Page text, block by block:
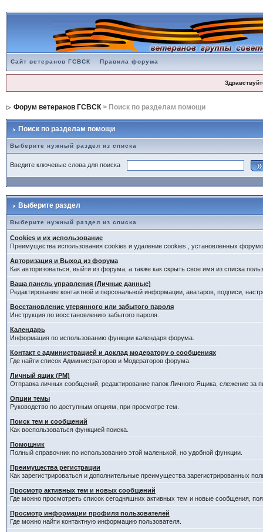
Сайт ветеранов ГСВСК Правила форума
Форум ветеранов ГСВСК> Поиск по разделам помощи
Поиск по разделам помощи
Выберите нужный раздел из списка
Введите ключевые слова для поиска
Выберите раздел
Выберите нужный раздел из списка
Cookies и их использование
Преимущества использования cookies и удаление cookies , установленных
Авторизация и Выход из форума
Как авторизоваться, выйти из форума, а также как скрыть свое имя из списка
Ваша панель управления (Личные данные)
Редактирование контактной и персональной информации, аватаров, подписи,
Восстановление утерянного или забытого пароля
Инструкция по восстановлению забытого пароля.
Календарь
Информация по использованию функции календаря форума.
Контакт с администрацией и доклад модератору о сообщениях
Где найти список Администраторов и Модераторов форума.
Личный ящик (PM)
Отправка личных сообщений, редактирование папок Личного Ящика, слежение за
Опции темы
Руководство по доступным опциям, при просмотре тем.
Поиск тем и сообщений
Как воспользоваться функцией поиска.
Помощник
Полный справочник по использованию этой маленькой, но удобной функции.
Преимущества регистрации
Как зарегистрироваться и дополнительные преимущества зарегистрированных
Просмотр активных тем и новых сообщений
Где можно просмотреть список сегодняшних активных тем и новые сообщения,
Просмотр информации профиля пользователей
Где можно найти контактную информацию пользователя.